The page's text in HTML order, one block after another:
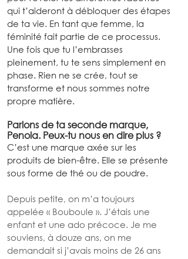
qui t’aideront à débloquer des étapes
de ta vie. En tant que femme, la
féminité fait partie de ce processus.
Une fois que tu l’embrasses
pleinement, tu te sens simplement en
phase. Rien ne se crée, tout se
transforme et nous sommes notre
propre matière.
Parlons de ta seconde marque,
Penola. Peux-tu nous en dire plus ?
C’est une marque axée sur les
produits de bien-être. Elle se présente
sous forme de thé ou de poudre.
Depuis petite, on m’a toujours
appelée « Bouboule ». J’étais une
enfant et une ado précoce. Je me
souviens, à douze ans, on me
demandait si j’avais moins de 26 ans